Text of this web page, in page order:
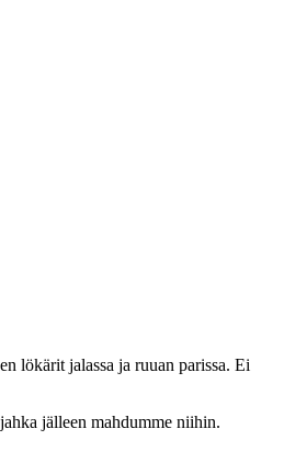
lökärit jalassa ja ruuan parissa. Ei
jälleen mahdumme niihin.